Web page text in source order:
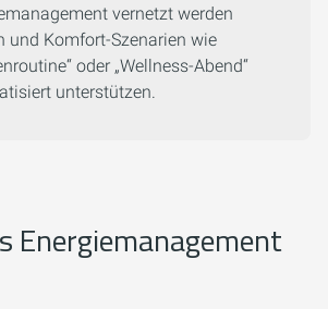
vernetzt werden
und Komfort-Szenarien wie
oder „Wellness-Abend“
unterstützen.
Energiemanagement